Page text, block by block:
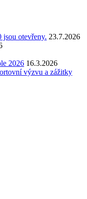
jsou otevřeny. 23.7.2026
2026 16.3.2026
výzvu a zážitky